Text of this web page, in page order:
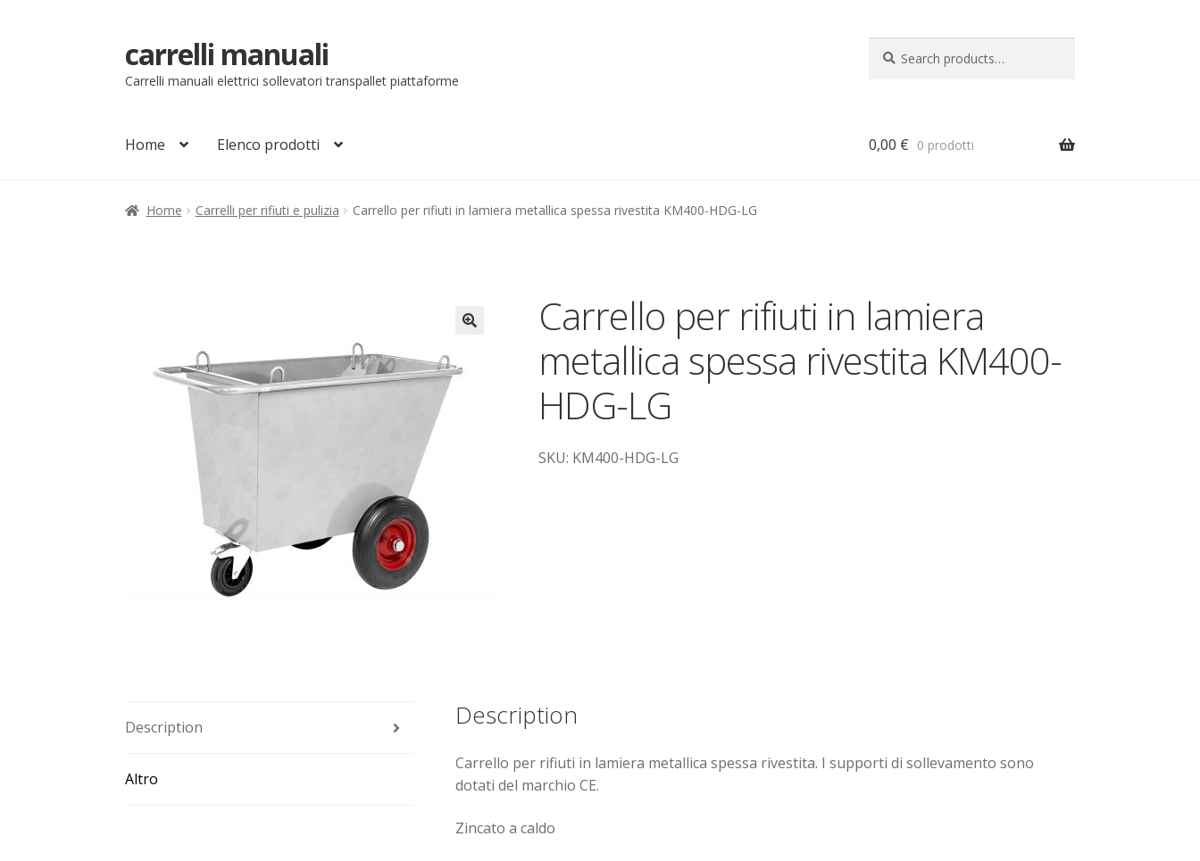
Vai
alla
navigazione
Vai
al
contenuto
carrelli manuali
Carrelli manuali elettrici sollevatori transpallet piattaforme
for:
Home Elenco prodotti
Home Carrello Chi siamoCome ordinareCome registrarsi al sito Contatti costruttoriDove siamo garanzia
0,00 € 0 prodotti
Home Carrelli per rifiuti e pulizia Carrello per rifiuti in lamiera metallica spessa rivestita KM400-HDG-LG
Carrello per rifiuti in lamiera
metallica spessa rivestita KM400-
HDG-LG
SKU: KM400-HDG-LG
Description
Altro
Description
Carrello per rifiuti in lamiera metallica spessa rivestita. I supporti di sollevamento sono
dotati del marchio CE.
Zincato a caldo